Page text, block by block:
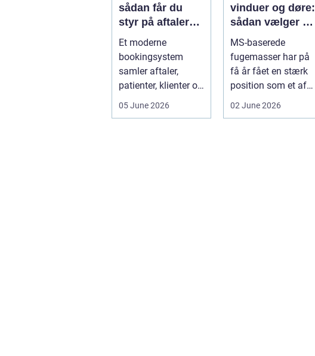
sådan får du
styr på aftaler
og
arbejdsgange
Et moderne
bookingsystem
samler aftaler,
patienter, klienter og
05 June 2026
vinduer og døre:
sådan vælger og
bruger du dem
rigtigt
MS-baserede
fugemasser har på
få år fået en stærk
position som et af
02 June 2026